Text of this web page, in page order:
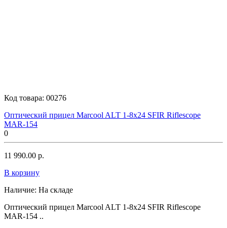
Код товара: 00276
Оптический прицел Marcool ALT 1-8x24 SFIR Riflescope
MAR-154
0
11 990.00 р.
В корзину
Наличие: На складе
Оптический прицел Marcool ALT 1-8x24 SFIR Riflescope
MAR-154 ..